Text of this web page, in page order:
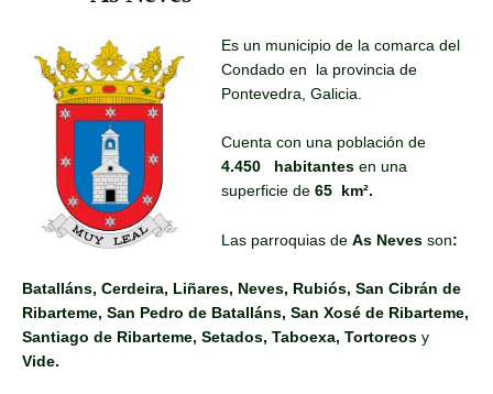
Es un municipio de la comarca del
Condado en la provincia de
Pontevedra, Galicia.
Cuenta con una población de
4.450 habitantes en una
superficie de 65 km².
Las parroquias de As Neves son:
Batalláns, Cerdeira, Liñares, Neves, Rubiós, San Cibrán de
Ribarteme, San Pedro de Batalláns, San Xosé de Ribarteme,
Santiago de Ribarteme, Setados, Taboexa, Tortoreos y
Vide.